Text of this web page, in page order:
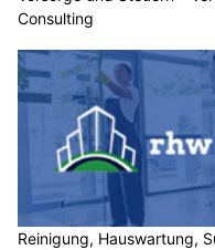
Consulting
Reinigung, Hauswartung,